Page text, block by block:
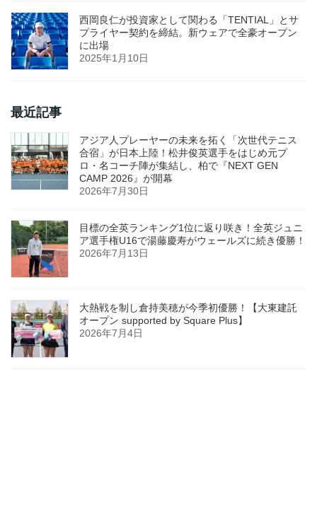
西岡良仁が投資家として関わる「TENTIAL」とサ
プライヤー契約を締結。新ウェアで全豪オープン
に出場
2025年1月10日
最近記事
アジア人プレーヤーの未来を拓く「次世代テニス
合宿」が日本上陸！松井俊英選手をはじめ元プ
ロ・名コーチ陣が集結し、柏で『NEXT GEN
CAMP 2026』が開幕
2026年7月30日
目標の全英ランキング1位に返り咲き！全英ジュニ
ア選手権U16で湯藤慶寿がウェールズに続き優勝！
2026年7月13日
大熱戦を制し倉持美穂が今季初優勝！【大東建託
オープン supported by Square Plus】
2026年7月4日